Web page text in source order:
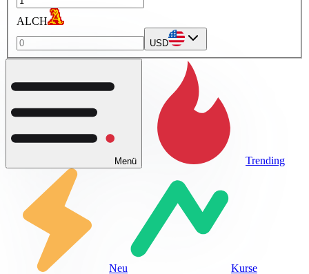
ALCH
USD
Menü Trending
Neu Kurse